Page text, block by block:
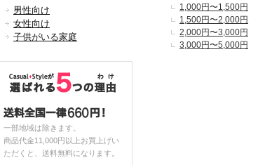
男性向け
女性向け
子供がいる家庭
一部地域は除きます。
商品代金11,000円以上お買上げい
ただくと、送料無料になります。
1,000円〜1,500円
1,500円〜2,000円
2,000円〜3,000円
3,000円〜5,000円